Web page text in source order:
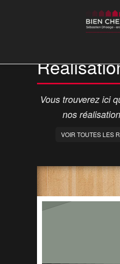
Vous trouverez ici
nos
VOIR TOUTES LES